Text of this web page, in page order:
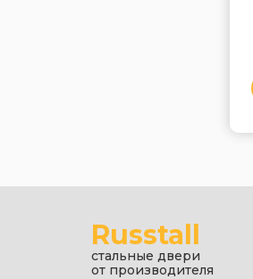
Russtall
стальные двери
от производителя